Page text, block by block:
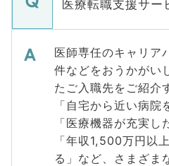
医療転職支援サー
医師専任のキャリア
件などをおうかがい
たご入職先をご紹介
「自宅から近い病院
「医療機器が充実し
「年収1,500万円以
る」など、さまざま